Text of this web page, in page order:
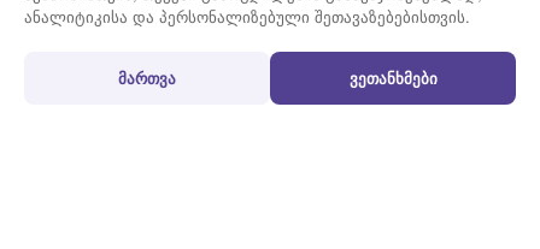
ანალიტიკისა და პერსონალიზებული შეთავაზებებისთვის.
მართვა ვეთანხმები
გზავნილის მომზადების
წესები და პირობები
სამომხმარებლო